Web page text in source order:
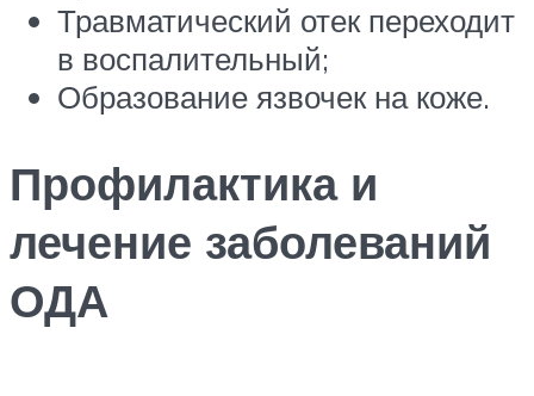
Травматический отек переходит
в воспалительный;
Образование язвочек на коже.
Профилактика и
лечение заболеваний
ОДА